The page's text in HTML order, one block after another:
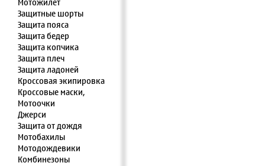
Защитные шорты
Защита пояса
Защита бедер
Защита копчика
Защита плеч
Защита ладоней
Кроссовая экипировка
Кроссовые маски,
Мотоочки
Джерси
Защита от дождя
Мотобахилы
Мотодождевики
Комбинезоны